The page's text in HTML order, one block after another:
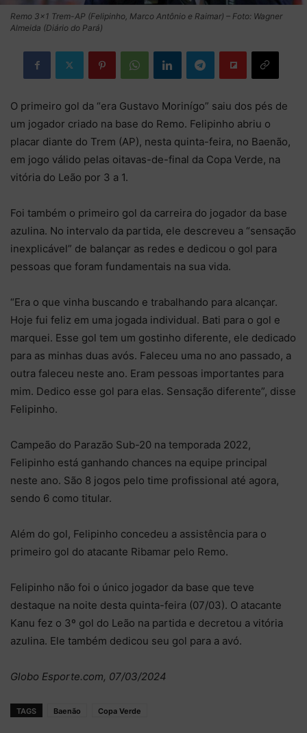
Remo 3×1 Trem-AP (Felipinho, Marco Antônio e Raimar) – Foto: Wagner
Almeida (Diário do Pará)
O primeiro gol da “era Gustavo Morinígo” saiu dos pés de
um jogador criado na base do Remo. Felipinho abriu o
placar diante do Trem (AP), nesta quinta-feira, no Baenão,
em jogo válido pelas oitavas-de-final da Copa Verde, na
vitória do Leão por 3 a 1.
Foi também o primeiro gol da carreira do jogador da base
azulina. No intervalo da partida, ele descreveu a “sensação
inexplicável” de balançar as redes e dedicou o gol para
pessoas que foram fundamentais na sua vida.
“Era o que vinha buscando e trabalhando para alcançar.
Hoje fui feliz em uma jogada individual. Bati para o gol e
marquei. Esse gol tem um gostinho diferente, ele dedicado
para as minhas duas avós. Faleceu uma no ano passado, a
outra faleceu neste ano. Eram pessoas importantes para
mim. Dedico esse gol para elas. Sensação diferente”, disse
Felipinho.
Campeão do Parazão Sub-20 na temporada 2022,
Felipinho está ganhando chances na equipe principal
neste ano. São 8 jogos pelo time profissional até agora,
sendo 6 como titular.
Além do gol, Felipinho concedeu a assistência para o
primeiro gol do atacante Ribamar pelo Remo.
Felipinho não foi o único jogador da base que teve
destaque na noite desta quinta-feira (07/03). O atacante
Kanu fez o 3º gol do Leão na partida e decretou a vitória
azulina. Ele também dedicou seu gol para a avó.
Globo Esporte.com, 07/03/2024
TAGS Baenão Copa Verde